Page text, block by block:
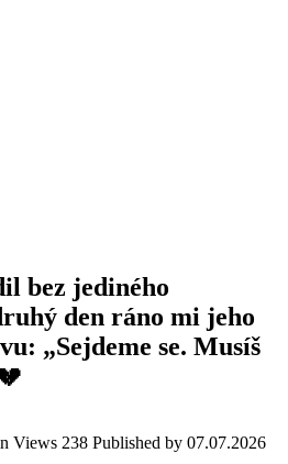
bez jediného
den ráno mi jeho
„Sejdeme se. Musíš
Views 238 Published by 07.07.2026